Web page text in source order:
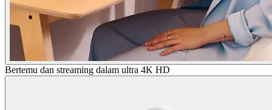
Bertemu dan streaming dalam ultra 4K HD